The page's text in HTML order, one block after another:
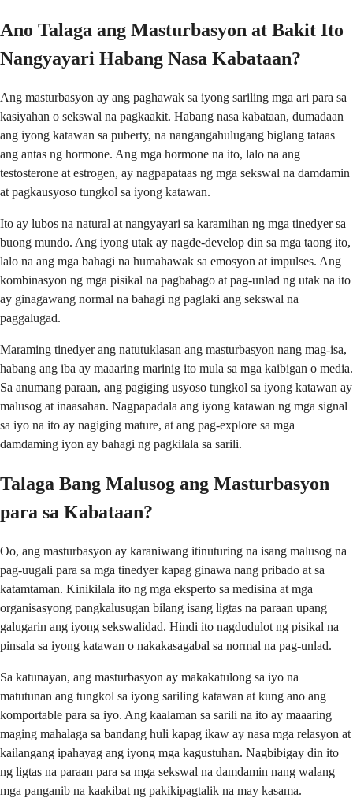
Ano Talaga ang Masturbasyon at Bakit Ito
Nangyayari Habang Nasa Kabataan?
Ang masturbasyon ay ang paghawak sa iyong sariling mga ari para sa
kasiyahan o sekswal na pagkaakit. Habang nasa kabataan, dumadaan
ang iyong katawan sa puberty, na nangangahulugang biglang tataas
ang antas ng hormone. Ang mga hormone na ito, lalo na ang
testosterone at estrogen, ay nagpapataas ng mga sekswal na damdamin
at pagkausyoso tungkol sa iyong katawan.
Ito ay lubos na natural at nangyayari sa karamihan ng mga tinedyer sa
buong mundo. Ang iyong utak ay nagde-develop din sa mga taong ito,
lalo na ang mga bahagi na humahawak sa emosyon at impulses. Ang
kombinasyon ng mga pisikal na pagbabago at pag-unlad ng utak na ito
ay ginagawang normal na bahagi ng paglaki ang sekswal na
paggalugad.
Maraming tinedyer ang natutuklasan ang masturbasyon nang mag-isa,
habang ang iba ay maaaring marinig ito mula sa mga kaibigan o media.
Sa anumang paraan, ang pagiging usyoso tungkol sa iyong katawan ay
malusog at inaasahan. Nagpapadala ang iyong katawan ng mga signal
sa iyo na ito ay nagiging mature, at ang pag-explore sa mga
damdaming iyon ay bahagi ng pagkilala sa sarili.
Talaga Bang Malusog ang Masturbasyon
para sa Kabataan?
Oo, ang masturbasyon ay karaniwang itinuturing na isang malusog na
pag-uugali para sa mga tinedyer kapag ginawa nang pribado at sa
katamtaman. Kinikilala ito ng mga eksperto sa medisina at mga
organisasyong pangkalusugan bilang isang ligtas na paraan upang
galugarin ang iyong sekswalidad. Hindi ito nagdudulot ng pisikal na
pinsala sa iyong katawan o nakakasagabal sa normal na pag-unlad.
Sa katunayan, ang masturbasyon ay makakatulong sa iyo na
matutunan ang tungkol sa iyong sariling katawan at kung ano ang
komportable para sa iyo. Ang kaalaman sa sarili na ito ay maaaring
maging mahalaga sa bandang huli kapag ikaw ay nasa mga relasyon at
kailangang ipahayag ang iyong mga kagustuhan. Nagbibigay din ito
ng ligtas na paraan para sa mga sekswal na damdamin nang walang
mga panganib na kaakibat ng pakikipagtalik na may kasama.